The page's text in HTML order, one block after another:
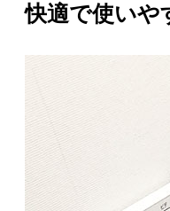
快適で使いや